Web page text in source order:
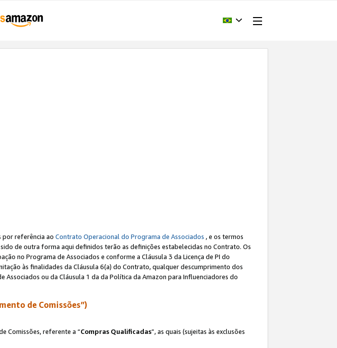
por referência ao Contrato Operacional do Programa de Associados , e os termos
de outra forma aqui definidos terão as definições estabelecidas no Contrato. Os
no Programa de Associados e conforme a Cláusula 3 da Licença de PI do
às finalidades da Cláusula 6(a) do Contrato, qualquer descumprimento dos
Associados ou da Cláusula 1 da da Política da Amazon para Influenciadores do
de Comissões”)
Comissões, referente a “Compras Qualificadas”, as quais (sujeitas às exclusões